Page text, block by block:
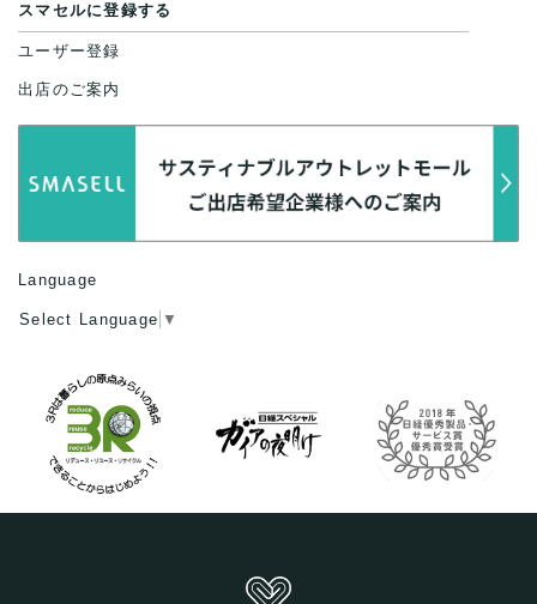
スマセルに登録する
ユーザー登録
出店のご案内
Language
Select Language ▼